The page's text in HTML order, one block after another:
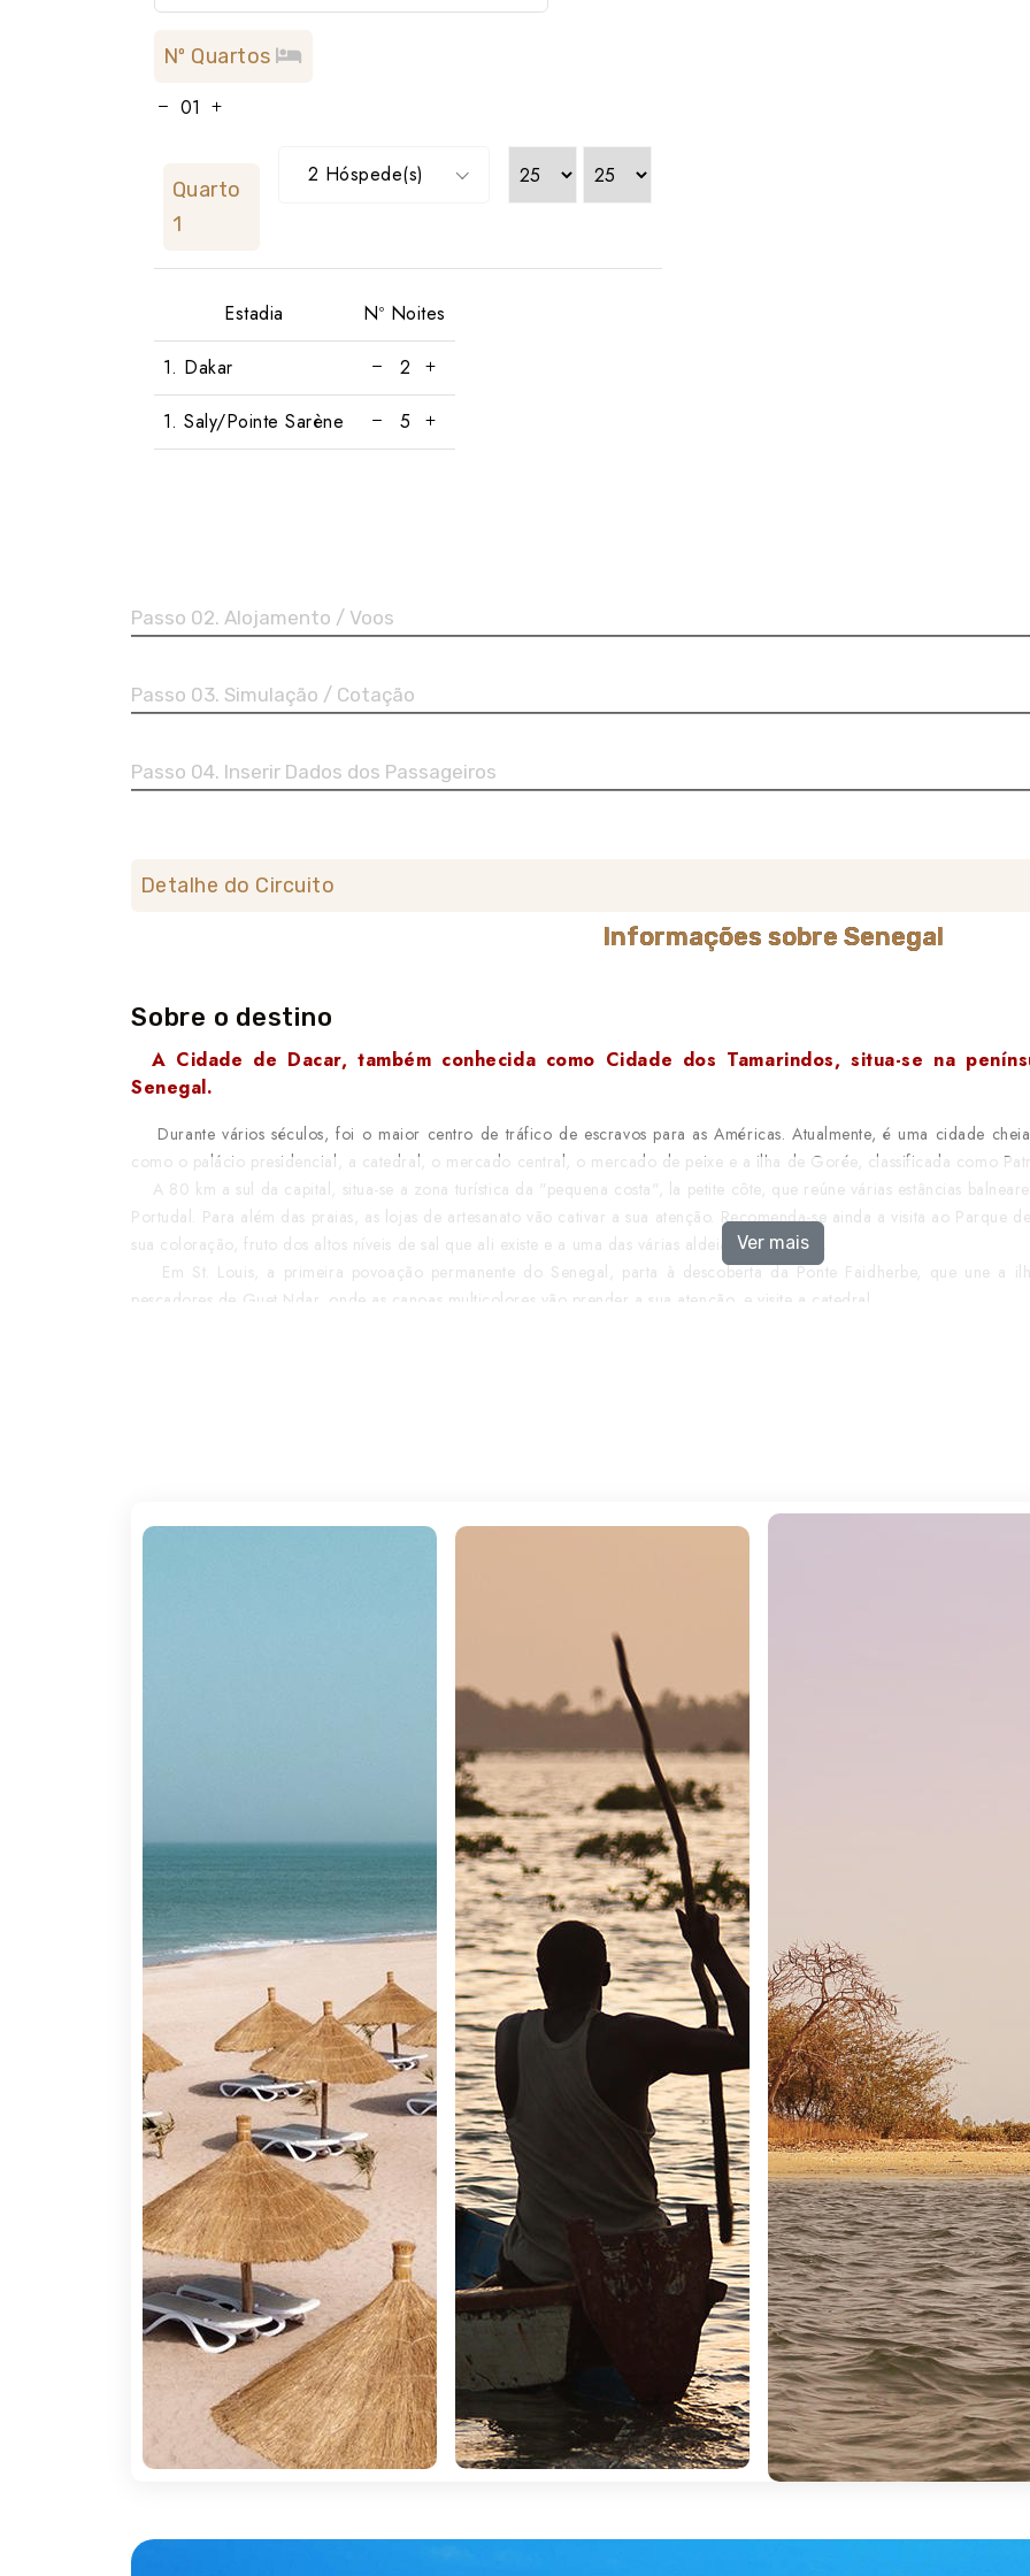
Nº Quartos
Quarto
1
2 Hóspede(s)
Estadia Nº Noites
1. Dakar
1. Saly/Pointe Sarène
Passo 02. Alojamento / Voos
Passo 03. Simulação / Cotação
Passo 04. Inserir Dados dos Passageiros
Detalhe do Circuito
Informações sobre Senegal
Sobre o destino
A Cidade de Dacar, também conhecida como Cidade dos Tamarindos, situa-se na
Senegal.
Durante vários séculos, foi o maior centro de tráfico de escravos para as Américas. Atualmente, é uma cidade
como o palácio presidencial, a catedral, o mercado central, o mercado de peixe e a ilha de Gorée, classificada como
A 80 km a sul da capital, situa-se a zona turística da "pequena costa", la petite côte, que reúne várias estâncias
Portudal. Para além das praias, as lojas de artesanato vão cativar a sua atenção. Recomenda-se ainda a visita ao Parque
sua coloração, fruto dos altos níveis de sal que ali existe e a uma das várias aldeias tradicionais.
Em St. Louis, a primeira povoação permanente do Senegal, parta à descoberta da Ponte Faidherbe, que une a
pescadores de Guet Ndar, onde as canoas multicolores vão prender a sua atenção, e visite a catedral.
Para os apreciadores da gastronomia africana, aqui descobre-se um misto de influências europeias e africanas. O
Informações sobre África
Razões para fazer a mala
1. Berço da Humanidade: Ir a África é renascer. É o reencontro com a natureza virgem, o reviver de
2. Património:Ir a África é mergulhar na herança que os nossos antepasssados deixaram em África, uma
da humanidade.
3. Aventura e descobrimento:Ir a África é ir à aventura, é descobrir uma fauna que mais nenhum
4. Descanso: Ir a África é poder desfrutar dos mares mais envolventes e mais belos do planeta, é o recargar de
Egito
Egito é História, antigas civilizações, faraós, esfinges, pirâmides, templos e santuários, o Fértil Vale do Nilo,
Ver mais